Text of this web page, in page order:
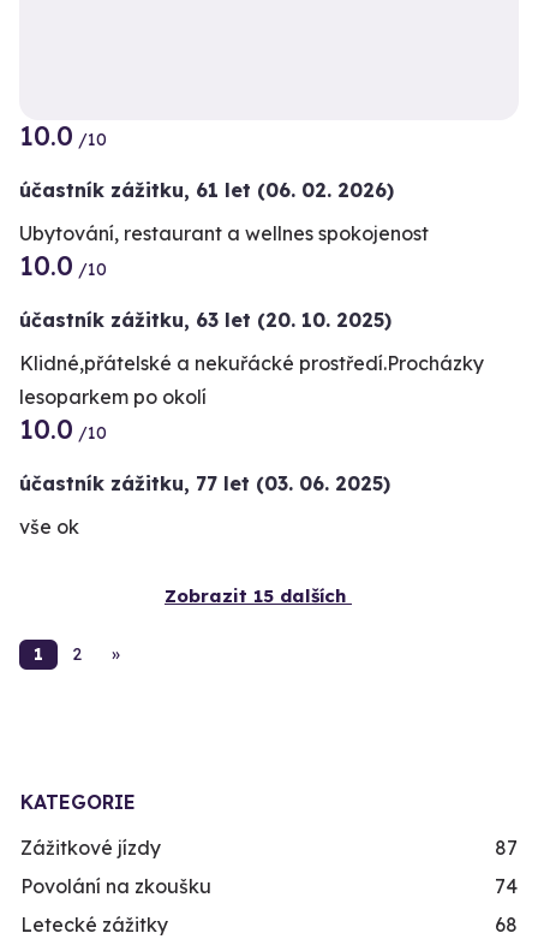
10.0 /10
účastník zážitku, 61 let (06. 02. 2026)
Ubytování, restaurant a wellnes spokojenost
10.0 /10
účastník zážitku, 63 let (20. 10. 2025)
Klidné,přátelské a nekuřácké prostředí.Procházky
lesoparkem po okolí
10.0 /10
účastník zážitku, 77 let (03. 06. 2025)
vše ok
Zobrazit 15 dalších
1 2 »
KATEGORIE
Zážitkové jízdy
87
Povolání na zkoušku
74
Letecké zážitky
68